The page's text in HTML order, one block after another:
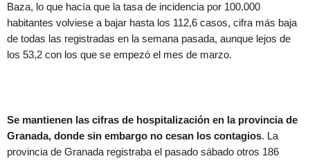
Baza, lo que hacía que la tasa de incidencia por 100.000
habitantes volviese a bajar hasta los 112,6 casos, cifra más baja
de todas las registradas en la semana pasada, aunque lejos de
los 53,2 con los que se empezó el mes de marzo.
Se mantienen las cifras de hospitalización en la provincia de
Granada, donde sin embargo no cesan los contagios. La
provincia de Granada registraba el pasado sábado otros 186